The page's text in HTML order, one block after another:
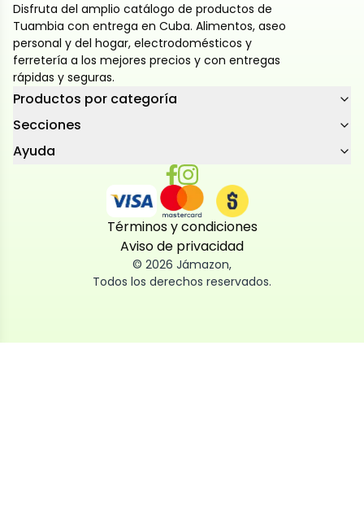
Disfruta del amplio catálogo de productos de
Tuambia con entrega en Cuba. Alimentos, aseo
personal y del hogar, electrodomésticos y
ferretería a los mejores precios y con entregas
rápidas y seguras.
Productos por categoría
Secciones
Ayuda
Términos y condiciones
Aviso de privacidad
© 2026 Jámazon,
Todos los derechos reservados.